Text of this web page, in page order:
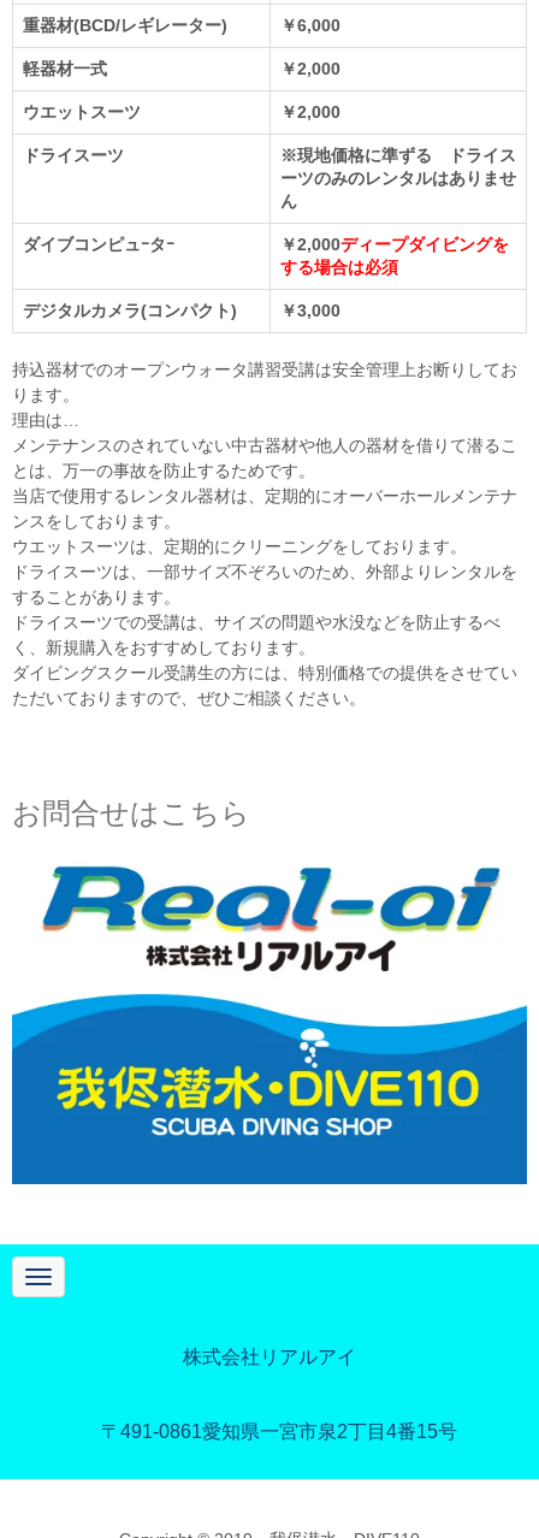
重器材(BCD/レギレーター) ￥6,000
軽器材一式 ￥2,000
ウエットスーツ ￥2,000
ドライスーツ
※現地価格に準ずる ドライス
ーツのみのレンタルはありませ
ん
ダイブコンピュｰタｰ ￥2,000ディープダイビングを
する場合は必須
デジタルカメラ(コンパクト) ￥3,000
持込器材でのオープンウォータ講習受講は安全管理上お断りしてお
ります。
理由は…
メンテナンスのされていない中古器材や他人の器材を借りて潜るこ
とは、万一の事故を防止するためです。
当店で使用するレンタル器材は、定期的にオーバーホールメンテナ
ンスをしております。
ウエットスーツは、定期的にクリーニングをしております。
ドライスーツは、一部サイズ不ぞろいのため、外部よりレンタルを
することがあります。
ドライスーツでの受講は、サイズの問題や水没などを防止するべ
く、新規購入をおすすめしております。
ダイビングスクール受講生の方には、特別価格での提供をさせてい
ただいておりますので、ぜひご相談ください。
お問合せはこちら
N
a
株式会社リアルアイ
〒491-0861愛知県一宮市泉2丁目4番15号